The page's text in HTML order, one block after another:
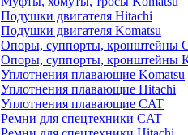
Подушки двигателя Hitachi
Подушки двигателя Komatsu
Опоры, суппорты, кронштейны
Опоры, суппорты, кронштейны
Уплотнения плавающие Komatsu
Уплотнения плавающие Hitachi
Уплотнения плавающие CAT
Ремни для спецтехники CAT